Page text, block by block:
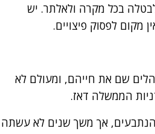
בכל מקרה ולאלתר. יש
מקום לפסוק פיצויים.
הנתבעים מחזיקים במקרקעין מאז שנות ה- 50, מנהלים שם את חייהם, ומעולם לא
הממשלה דאז.
הנתבעים, אך משך שנים לא עשתה